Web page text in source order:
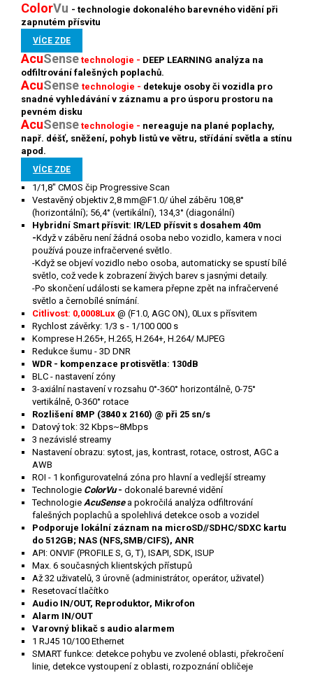
ColorVu - technologie dokonalého barevného vidění při
zapnutém přísvitu
VÍCE ZDE
AcuSense technologie - DEEP LEARNING analýza na
odfiltrování falešných poplachů.
AcuSense technologie - detekuje osoby či vozidla pro
snadné vyhledávání v záznamu a pro úsporu prostoru na
pevném disku
AcuSense technologie - nereaguje na plané poplachy,
např. déšť, sněžení, pohyb listů ve větru, střídání světla a stínu
apod.
VÍCE ZDE
1/1,8" CMOS čip Progressive Scan
Vestavěný objektiv 2,8 mm@F1.0/ úhel záběru 108,8°
(horizontální); 56,4° (vertikální), 134,3° (diagonální)
Hybridní Smart přísvit: IR/LED přísvit s dosahem 40m
-Když v záběru není žádná osoba nebo vozidlo, kamera v noci
používá pouze infračervené světlo.
-Když se objeví vozidlo nebo osoba, automaticky se spustí bílé
světlo, což vede k zobrazení živých barev s jasnými detaily.
-Po skončení události se kamera přepne zpět na infračervené
světlo a černobílé snímání.
Citlivost: 0,0008Lux @ (F1.0, AGC ON), 0Lux s přísvitem
Rychlost závěrky: 1/3 s - 1/100 000 s
Komprese H.265+, H.265, H.264+, H.264/ MJPEG
Redukce šumu - 3D DNR
WDR - kompenzace protisvětla: 130dB
BLC - nastavení zóny
3-axiální nastavení v rozsahu 0°-360° horizontálně, 0-75°
vertikálně, 0-360° rotace
Rozlišení 8MP (3840 x 2160) @ při 25 sn/s
Datový tok: 32 Kbps~8Mbps
3 nezávislé streamy
Nastavení obrazu: sytost, jas, kontrast, rotace, ostrost, AGC a
AWB
ROI - 1 konfigurovatelná zóna pro hlavní a vedlejší streamy
Technologie ColorVu- dokonalé barevné vidění
Technologie AcuSensea pokročilá analýza odfiltrování
falešných poplachů a spolehlivá detekce osob a vozidel
Podporuje lokální záznam na microSD//SDHC/SDXC kartu
do 512GB; NAS (NFS,SMB/CIFS), ANR
API: ONVIF (PROFILE S, G, T), ISAPI, SDK, ISUP
Max. 6 současných klientských přístupů
Až 32 uživatelů, 3 úrovně (administrátor, operátor, uživatel)
Resetovací tlačítko
Audio IN/OUT, Reproduktor, Mikrofon
Alarm IN/OUT
Varovný blikač s audio alarmem
1 RJ45 10/100 Ethernet
SMART funkce: detekce pohybu ve zvolené oblasti, překročení
linie, detekce vystoupení z oblasti, rozpoznání obličeje